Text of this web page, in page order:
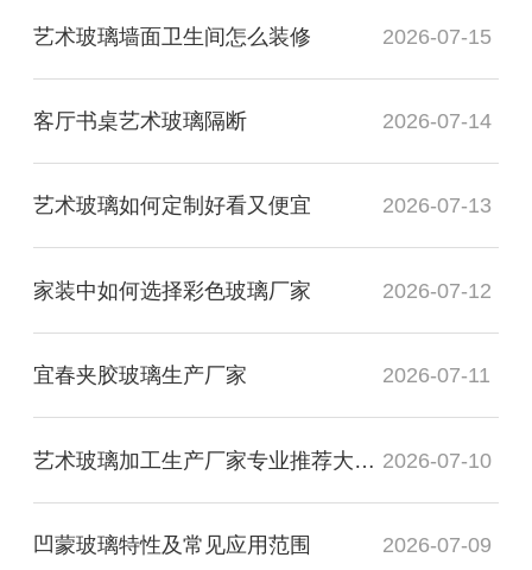
艺术玻璃墙面卫生间怎么装修 2026-07-15
客厅书桌艺术玻璃隔断 2026-07-14
艺术玻璃如何定制好看又便宜 2026-07-13
家装中如何选择彩色玻璃厂家 2026-07-12
宜春夹胶玻璃生产厂家 2026-07-11
艺术玻璃加工生产厂家专业推荐大专毕业 2026-07-10
凹蒙玻璃特性及常见应用范围 2026-07-09